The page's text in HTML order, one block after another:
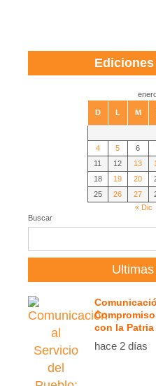
D L M
4
5 6
11
12 13
18
19 20
25
26 27
« Dic
Buscar
con la Patria
hace 2 días